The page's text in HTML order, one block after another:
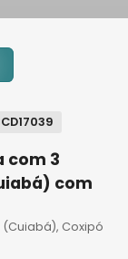
com 3
com
(Cuiabá), Coxipó